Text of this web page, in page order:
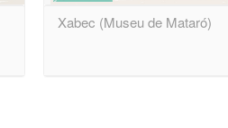
Xabec (Museu de Mataró)